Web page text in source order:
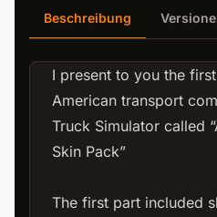
Beschreibung
I present to you the
American transport
Truck Simulator called
Skin Pack”
The first part included